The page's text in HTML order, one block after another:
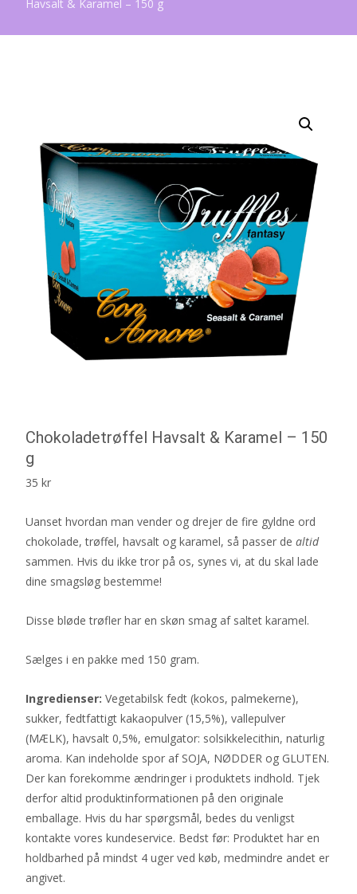
Havsalt & Karamel – 150 g
Chokoladetrøffel Havsalt & Karamel – 150
g
35 kr
Uanset hvordan man vender og drejer de fire gyldne ord
chokolade, trøffel, havsalt og karamel, så passer de altid
sammen. Hvis du ikke tror på os, synes vi, at du skal lade
dine smagsløg bestemme!
Disse bløde trøfler har en skøn smag af saltet karamel.
Sælges i en pakke med 150 gram.
Ingredienser: Vegetabilsk fedt (kokos, palmekerne),
sukker, fedtfattigt kakaopulver (15,5%), vallepulver
(MÆLK), havsalt 0,5%, emulgator: solsikkelecithin, naturlig
aroma. Kan indeholde spor af SOJA, NØDDER og GLUTEN.
Der kan forekomme ændringer i produktets indhold. Tjek
derfor altid produktinformationen på den originale
emballage. Hvis du har spørgsmål, bedes du venligst
kontakte vores kundeservice. Bedst før: Produktet har en
holdbarhed på mindst 4 uger ved køb, medmindre andet er
angivet.